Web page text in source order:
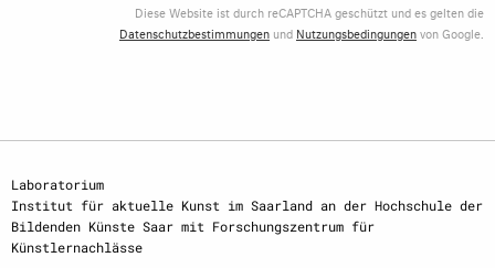
Diese Website ist durch reCAPTCHA geschützt und es gelten die
Datenschutzbestimmungen und Nutzungsbedingungenvon Google.
Laboratorium
Institut für aktuelle Kunst im Saarland an der Hochschule der
Bildenden Künste Saar mit Forschungszentrum für
Künstlernachlässe